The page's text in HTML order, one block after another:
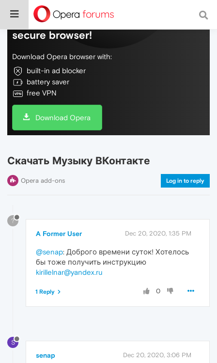
Do more on the web, with a fast and
secure browser!
Download Opera browser with:
built-in ad blocker
battery saver
free VPN
Download Opera
Скачать Музыку ВКонтакте
Opera add-ons Log in to reply
?
A Former User Dec 20, 2020, 1:35 PM
@senap: Доброго времени суток! Хотелось
бы тоже получить инструкцию
kirillelnar@yandex.ru
0
1 Reply
S
senap Dec 20, 2020, 3:06 PM